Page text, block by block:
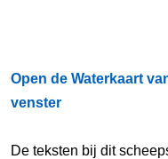
Open de Waterkaart
venster
De teksten bij dit